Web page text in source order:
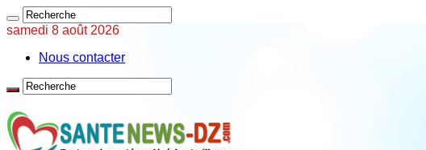
samedi 8 août 2026
Nous contacter